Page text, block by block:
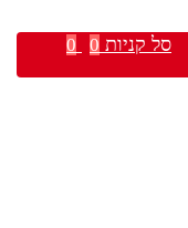
סל קניות 0
0